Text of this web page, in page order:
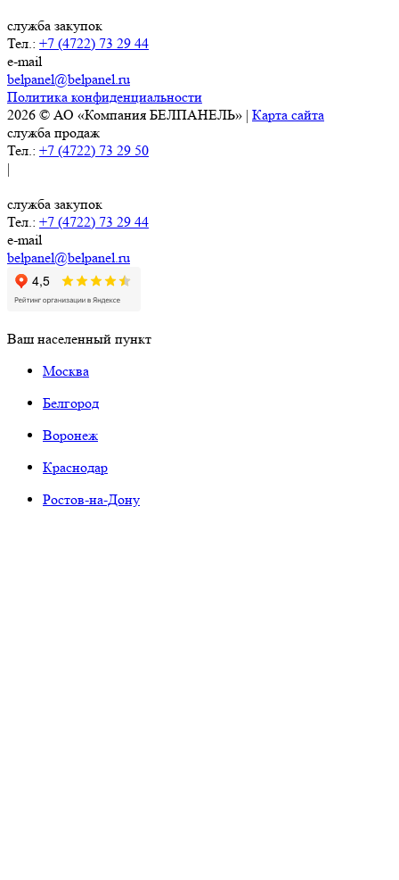
служба закупок
Тел.: +7 (4722) 73 29 44
e-mail
belpanel@belpanel.ru
Политика конфиденциальности
2026 © АО «Компания БЕЛПАНЕЛЬ» | Карта сайта
служба продаж
Тел.: +7 (4722) 73 29 50
|
служба закупок
Тел.: +7 (4722) 73 29 44
e-mail
belpanel@belpanel.ru
Ваш населенный пункт
Москва
Белгород
Воронеж
Краснодар
Ростов-на-Дону